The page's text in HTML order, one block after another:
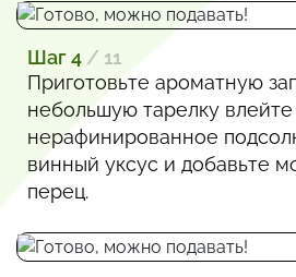
Шаг 4 / 11
Приготовьте ароматную
небольшую тарелку влейте
нерафинированное
винный уксус и добавьте
перец.